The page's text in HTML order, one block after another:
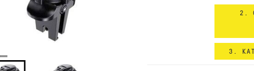
2.
3.